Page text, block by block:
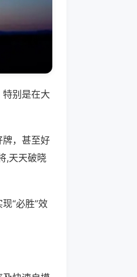
别是在大
牌，甚至好
,天天破晓
“必胜”效